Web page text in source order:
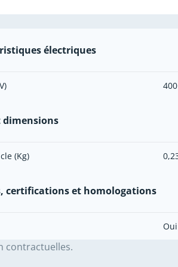
électriques
400
dimensions
(Kg)
certifications et homologations
Oui
contractuelles.